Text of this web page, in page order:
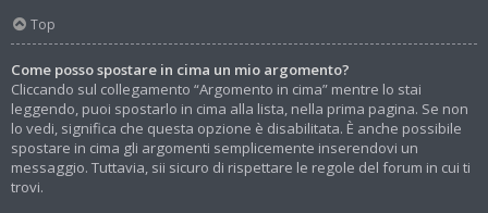
Top
Come posso spostare in cima un mio argomento?
Cliccando sul collegamento “Argomento in cima” mentre lo stai
leggendo, puoi spostarlo in cima alla lista, nella prima pagina. Se non
lo vedi, significa che questa opzione è disabilitata. È anche possibile
spostare in cima gli argomenti semplicemente inserendovi un
messaggio. Tuttavia, sii sicuro di rispettare le regole del forum in cui ti
trovi.